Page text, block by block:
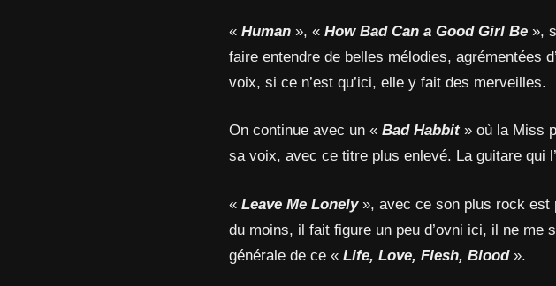
«Human », «How Bad Can a Good Girl Be »,
faire entendre de belles mélodies, agrémentées
voix, si ce n’est qu’ici, elle y fait des merveilles.
On continue avec un «Bad Habbit » où la Miss
sa voix, avec ce titre plus enlevé. La guitare qui
«Leave Me Lonely», avec ce son plus rock est
du moins, il fait figure un peu d’ovni ici, il ne me
générale de ce «Life, Love, Flesh, Blood».